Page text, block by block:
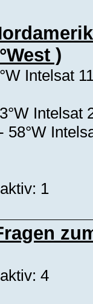
)
Intelsat
Intelsat
58°W
1
4